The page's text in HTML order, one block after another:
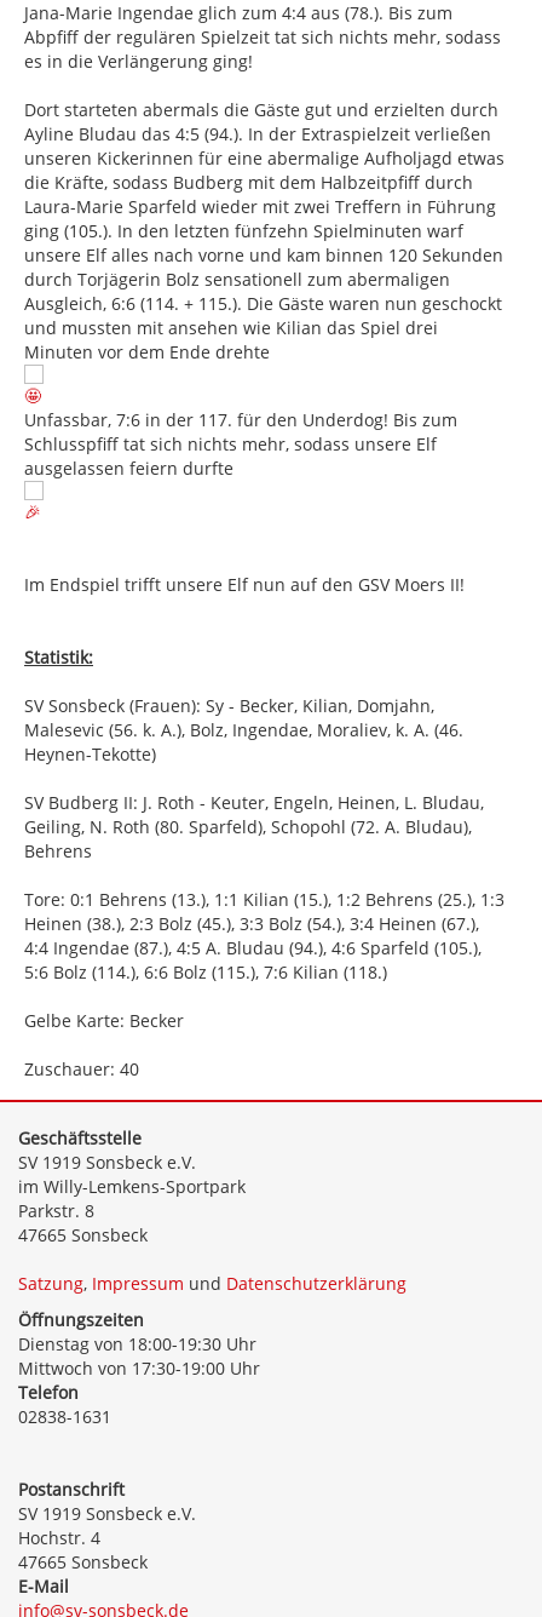
Jana-Marie Ingendae glich zum 4:4 aus (78.). Bis zum
Abpfiff der regulären Spielzeit tat sich nichts mehr, sodass
es in die Verlängerung ging!
Dort starteten abermals die Gäste gut und erzielten durch
Ayline Bludau das 4:5 (94.). In der Extraspielzeit verließen
unseren Kickerinnen für eine abermalige Aufholjagd etwas
die Kräfte, sodass Budberg mit dem Halbzeitpfiff durch
Laura-Marie Sparfeld wieder mit zwei Treffern in Führung
ging (105.). In den letzten fünfzehn Spielminuten warf
unsere Elf alles nach vorne und kam binnen 120 Sekunden
durch Torjägerin Bolz sensationell zum abermaligen
Ausgleich, 6:6 (114. + 115.). Die Gäste waren nun geschockt
und mussten mit ansehen wie Kilian das Spiel drei
Minuten vor dem Ende drehte
Unfassbar, 7:6 in der 117. für den Underdog! Bis zum
Schlusspfiff tat sich nichts mehr, sodass unsere Elf
ausgelassen feiern durfte
Im Endspiel trifft unsere Elf nun auf den GSV Moers II!
Statistik:
SV Sonsbeck (Frauen): Sy - Becker, Kilian, Domjahn,
Malesevic (56. k. A.), Bolz, Ingendae, Moraliev, k. A. (46.
Heynen-Tekotte)
SV Budberg II: J. Roth - Keuter, Engeln, Heinen, L. Bludau,
Geiling, N. Roth (80. Sparfeld), Schopohl (72. A. Bludau),
Behrens
Tore: 0:1 Behrens (13.), 1:1 Kilian (15.), 1:2 Behrens (25.), 1:3
Heinen (38.), 2:3 Bolz (45.), 3:3 Bolz (54.), 3:4 Heinen (67.),
4:4 Ingendae (87.), 4:5 A. Bludau (94.), 4:6 Sparfeld (105.),
5:6 Bolz (114.), 6:6 Bolz (115.), 7:6 Kilian (118.)
Gelbe Karte: Becker
Zuschauer: 40
Geschäftsstelle
SV 1919 Sonsbeck e.V.
im Willy-Lemkens-Sportpark
Parkstr. 8
47665 Sonsbeck
Satzung, Impressum und Datenschutzerklärung
Öffnungszeiten
Dienstag von 18:00-19:30 Uhr
Mittwoch von 17:30-19:00 Uhr
Telefon
02838-1631
Postanschrift
SV 1919 Sonsbeck e.V.
Hochstr. 4
47665 Sonsbeck
E-Mail
info@sv-sonsbeck.de